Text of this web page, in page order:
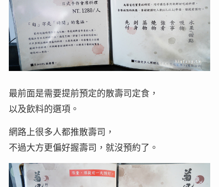
最前面是需要提前預定的散壽司定食，
以及飲料的選項。
網路上很多人都推散壽司，
不過大方更偏好握壽司，就沒預約了。